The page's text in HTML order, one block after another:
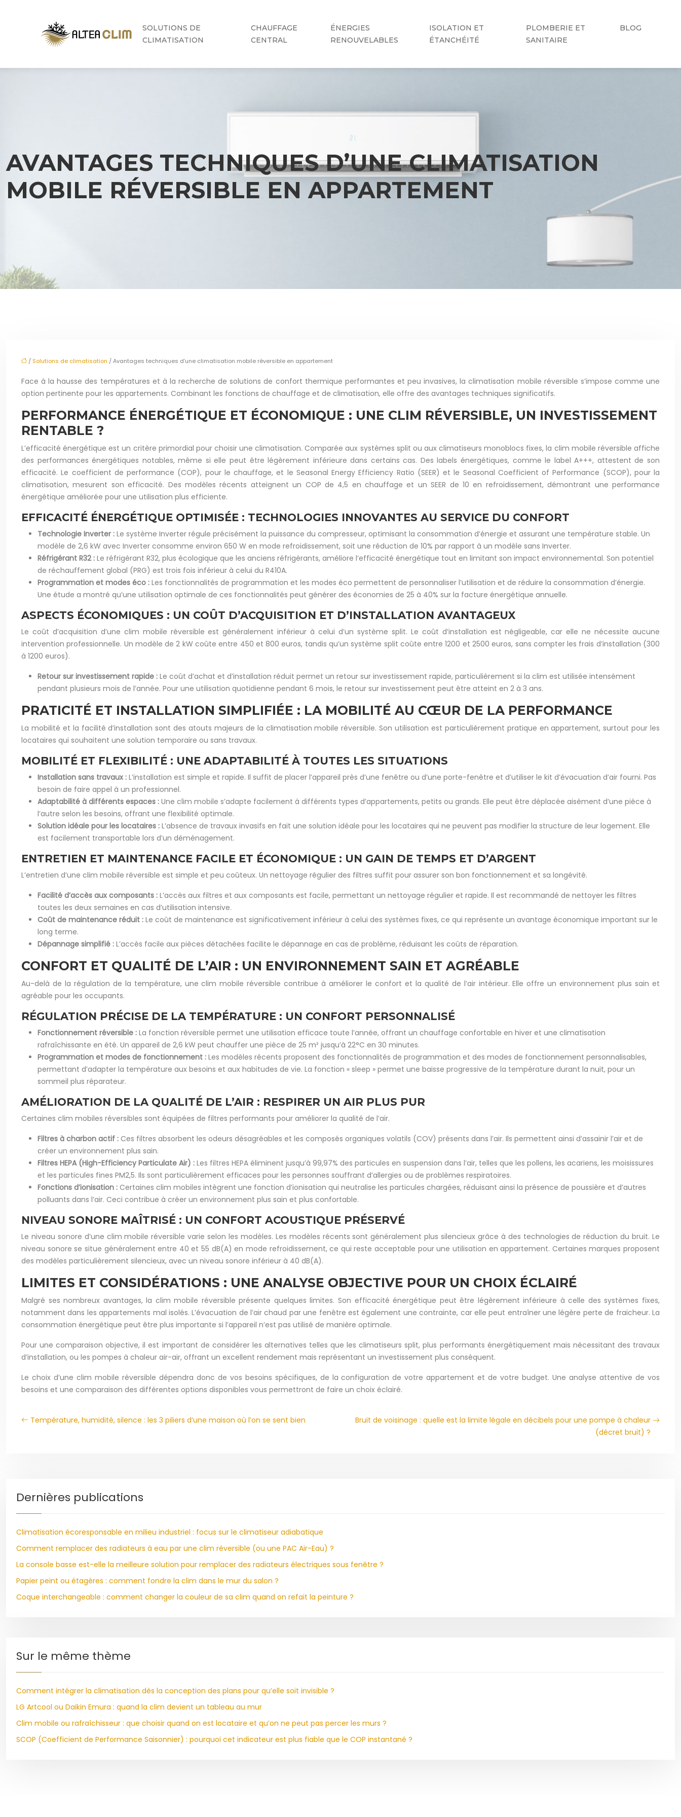
SOLUTIONS DE
CLIMATISATION
CHAUFFAGE
CENTRAL
ÉNERGIES
RENOUVELABLES
ISOLATION ET
ÉTANCHÉITÉ
PLOMBERIE ET
SANITAIRE
BLOG
AVANTAGES TECHNIQUES D’UNE CLIMATISATION
MOBILE RÉVERSIBLE EN APPARTEMENT
/ Solutions de climatisation / Avantages techniques d’une climatisation mobile réversible en appartement
Face à la hausse des températures et à la recherche de solutions de confort thermique performantes et peu invasives, la climatisation mobile réversible s’impose comme une
option pertinente pour les appartements. Combinant les fonctions de chauffage et de climatisation, elle offre des avantages techniques significatifs.
PERFORMANCE ÉNERGÉTIQUE ET ÉCONOMIQUE : UNE CLIM RÉVERSIBLE, UN INVESTISSEMENT
RENTABLE ?
L’efficacité énergétique est un critère primordial pour choisir une climatisation. Comparée aux systèmes split ou aux climatiseurs monoblocs fixes, la clim mobile réversible affiche
des performances énergétiques notables, même si elle peut être légèrement inférieure dans certains cas. Des labels énergétiques, comme le label A+++, attestent de son
efficacité. Le coefficient de performance (COP), pour le chauffage, et le Seasonal Energy Efficiency Ratio (SEER) et le Seasonal Coefficient of Performance (SCOP), pour la
climatisation, mesurent son efficacité. Des modèles récents atteignent un COP de 4,5 en chauffage et un SEER de 10 en refroidissement, démontrant une performance
énergétique améliorée pour une utilisation plus efficiente.
EFFICACITÉ ÉNERGÉTIQUE OPTIMISÉE : TECHNOLOGIES INNOVANTES AU SERVICE DU CONFORT
Technologie Inverter : Le système Inverter régule précisément la puissance du compresseur, optimisant la consommation d’énergie et assurant une température stable. Un
modèle de 2,6 kW avec Inverter consomme environ 650 W en mode refroidissement, soit une réduction de 10% par rapport à un modèle sans Inverter.
Réfrigérant R32 : Le réfrigérant R32, plus écologique que les anciens réfrigérants, améliore l’efficacité énergétique tout en limitant son impact environnemental. Son potentiel
de réchauffement global (PRG) est trois fois inférieur à celui du R410A.
Programmation et modes éco : Les fonctionnalités de programmation et les modes éco permettent de personnaliser l’utilisation et de réduire la consommation d’énergie.
Une étude a montré qu’une utilisation optimale de ces fonctionnalités peut générer des économies de 25 à 40% sur la facture énergétique annuelle.
ASPECTS ÉCONOMIQUES : UN COÛT D’ACQUISITION ET D’INSTALLATION AVANTAGEUX
Le coût d’acquisition d’une clim mobile réversible est généralement inférieur à celui d’un système split. Le coût d’installation est négligeable, car elle ne nécessite aucune
intervention professionnelle. Un modèle de 2 kW coûte entre 450 et 800 euros, tandis qu’un système split coûte entre 1200 et 2500 euros, sans compter les frais d’installation (300
à 1200 euros).
Retour sur investissement rapide : Le coût d’achat et d’installation réduit permet un retour sur investissement rapide, particulièrement si la clim est utilisée intensément
pendant plusieurs mois de l’année. Pour une utilisation quotidienne pendant 6 mois, le retour sur investissement peut être atteint en 2 à 3 ans.
PRATICITÉ ET INSTALLATION SIMPLIFIÉE : LA MOBILITÉ AU CŒUR DE LA PERFORMANCE
La mobilité et la facilité d’installation sont des atouts majeurs de la climatisation mobile réversible. Son utilisation est particulièrement pratique en appartement, surtout pour les
locataires qui souhaitent une solution temporaire ou sans travaux.
MOBILITÉ ET FLEXIBILITÉ : UNE ADAPTABILITÉ À TOUTES LES SITUATIONS
Installation sans travaux : L’installation est simple et rapide. Il suffit de placer l’appareil près d’une fenêtre ou d’une porte-fenêtre et d’utiliser le kit d’évacuation d’air fourni. Pas
besoin de faire appel à un professionnel.
Adaptabilité à différents espaces : Une clim mobile s’adapte facilement à différents types d’appartements, petits ou grands. Elle peut être déplacée aisément d’une pièce à
l’autre selon les besoins, offrant une flexibilité optimale.
Solution idéale pour les locataires : L’absence de travaux invasifs en fait une solution idéale pour les locataires qui ne peuvent pas modifier la structure de leur logement. Elle
est facilement transportable lors d’un déménagement.
ENTRETIEN ET MAINTENANCE FACILE ET ÉCONOMIQUE : UN GAIN DE TEMPS ET D’ARGENT
L’entretien d’une clim mobile réversible est simple et peu coûteux. Un nettoyage régulier des filtres suffit pour assurer son bon fonctionnement et sa longévité.
Facilité d’accès aux composants : L’accès aux filtres et aux composants est facile, permettant un nettoyage régulier et rapide. Il est recommandé de nettoyer les filtres
toutes les deux semaines en cas d’utilisation intensive.
Coût de maintenance réduit : Le coût de maintenance est significativement inférieur à celui des systèmes fixes, ce qui représente un avantage économique important sur le
long terme.
Dépannage simplifié : L’accès facile aux pièces détachées facilite le dépannage en cas de problème, réduisant les coûts de réparation.
CONFORT ET QUALITÉ DE L’AIR : UN ENVIRONNEMENT SAIN ET AGRÉABLE
Au-delà de la régulation de la température, une clim mobile réversible contribue à améliorer le confort et la qualité de l’air intérieur. Elle offre un environnement plus sain et
agréable pour les occupants.
RÉGULATION PRÉCISE DE LA TEMPÉRATURE : UN CONFORT PERSONNALISÉ
Fonctionnement réversible : La fonction réversible permet une utilisation efficace toute l’année, offrant un chauffage confortable en hiver et une climatisation
rafraîchissante en été. Un appareil de 2,6 kW peut chauffer une pièce de 25 m² jusqu’à 22°C en 30 minutes.
Programmation et modes de fonctionnement : Les modèles récents proposent des fonctionnalités de programmation et des modes de fonctionnement personnalisables,
permettant d’adapter la température aux besoins et aux habitudes de vie. La fonction « sleep » permet une baisse progressive de la température durant la nuit, pour un
sommeil plus réparateur.
AMÉLIORATION DE LA QUALITÉ DE L’AIR : RESPIRER UN AIR PLUS PUR
Certaines clim mobiles réversibles sont équipées de filtres performants pour améliorer la qualité de l’air.
Filtres à charbon actif : Ces filtres absorbent les odeurs désagréables et les composés organiques volatils (COV) présents dans l’air. Ils permettent ainsi d’assainir l’air et de
créer un environnement plus sain.
Filtres HEPA (High-Efficiency Particulate Air) : Les filtres HEPA éliminent jusqu’à 99,97% des particules en suspension dans l’air, telles que les pollens, les acariens, les moisissures
et les particules fines PM2,5. Ils sont particulièrement efficaces pour les personnes souffrant d’allergies ou de problèmes respiratoires.
Fonctions d’ionisation : Certaines clim mobiles intègrent une fonction d’ionisation qui neutralise les particules chargées, réduisant ainsi la présence de poussière et d’autres
polluants dans l’air. Ceci contribue à créer un environnement plus sain et plus confortable.
NIVEAU SONORE MAÎTRISÉ : UN CONFORT ACOUSTIQUE PRÉSERVÉ
Le niveau sonore d’une clim mobile réversible varie selon les modèles. Les modèles récents sont généralement plus silencieux grâce à des technologies de réduction du bruit. Le
niveau sonore se situe généralement entre 40 et 55 dB(A) en mode refroidissement, ce qui reste acceptable pour une utilisation en appartement. Certaines marques proposent
des modèles particulièrement silencieux, avec un niveau sonore inférieur à 40 dB(A).
LIMITES ET CONSIDÉRATIONS : UNE ANALYSE OBJECTIVE POUR UN CHOIX ÉCLAIRÉ
Malgré ses nombreux avantages, la clim mobile réversible présente quelques limites. Son efficacité énergétique peut être légèrement inférieure à celle des systèmes fixes,
notamment dans les appartements mal isolés. L’évacuation de l’air chaud par une fenêtre est également une contrainte, car elle peut entraîner une légère perte de fraicheur. La
consommation énergétique peut être plus importante si l’appareil n’est pas utilisé de manière optimale.
Pour une comparaison objective, il est important de considérer les alternatives telles que les climatiseurs split, plus performants énergétiquement mais nécessitant des travaux
d’installation, ou les pompes à chaleur air-air, offrant un excellent rendement mais représentant un investissement plus conséquent.
Le choix d’une clim mobile réversible dépendra donc de vos besoins spécifiques, de la configuration de votre appartement et de votre budget. Une analyse attentive de vos
besoins et une comparaison des différentes options disponibles vous permettront de faire un choix éclairé.
Température, humidité, silence : les 3 piliers d’une maison où l’on se sent bien
Bruit de voisinage : quelle est la limite légale en décibels pour une pompe à chaleur
(décret bruit) ?
Dernières publications
Climatisation écoresponsable en milieu industriel : focus sur le climatiseur adiabatique
Comment remplacer des radiateurs à eau par une clim réversible (ou une PAC Air-Eau) ?
La console basse est-elle la meilleure solution pour remplacer des radiateurs électriques sous fenêtre ?
Papier peint ou étagères : comment fondre la clim dans le mur du salon ?
Coque interchangeable : comment changer la couleur de sa clim quand on refait la peinture ?
Sur le même thème
Comment intégrer la climatisation dès la conception des plans pour qu’elle soit invisible ?
LG Artcool ou Daikin Emura : quand la clim devient un tableau au mur
Clim mobile ou rafraîchisseur : que choisir quand on est locataire et qu’on ne peut pas percer les murs ?
SCOP (Coefficient de Performance Saisonnier) : pourquoi cet indicateur est plus fiable que le COP instantané ?